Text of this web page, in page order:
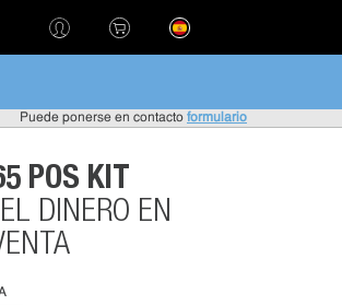
Puede ponerse en contacto formulario
POS KIT
DINERO EN